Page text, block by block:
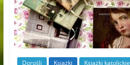
Dorośli Książki Książki katolickie